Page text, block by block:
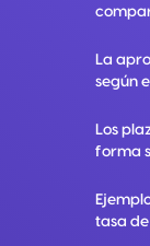
La
según
Los
forma
tasa de